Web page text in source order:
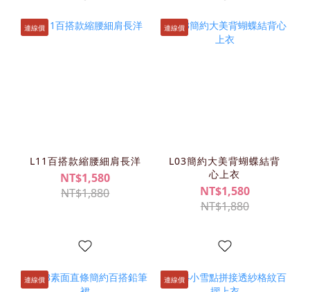
連線價
L11百搭款縮腰細肩長洋
NT$1,580
NT$1,880
連線價
L03簡約大美背蝴蝶結背
心上衣
NT$1,580
NT$1,880
連線價 連線價